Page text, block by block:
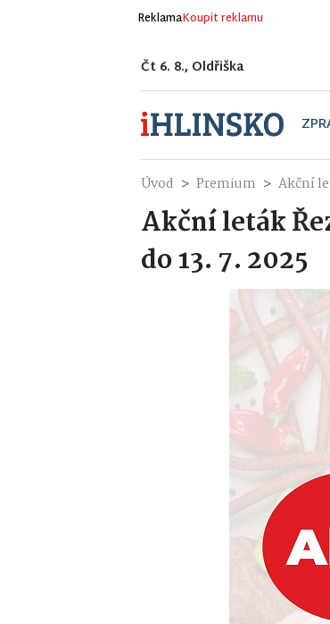
ReklamaKoupit reklamu
Čt 6. 8., Oldřiška
Úvod Premium Akční
Akční leták
do 13. 7. 2025